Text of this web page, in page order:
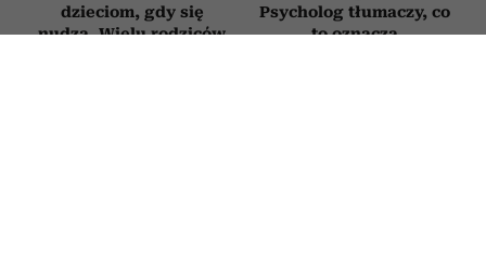
dzieciom, gdy się
nudzą. Wielu rodziców
Psycholog tłumaczy, co
to oznacza